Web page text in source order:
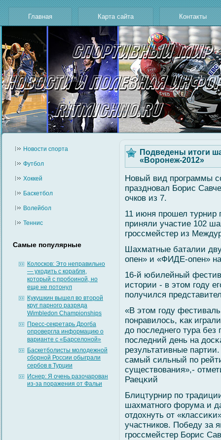
Главная Карта сайта Контакты
Новости cпорта
Футбол
Хоккей
Баскетбол
Волейбол
Теннис
Самые популярные
Колосков: Это неправильно
— уходить с корабля,
который с пробоиной, но
еще не потонул
Кукушкин вышел во второй
круг парного разряда
Wimbledon Championships
Пресс-секретарь Дрогба
опровергла информацию о
варианте с «Барселоной»
Баскетболисты молодежной
сборной России обыграли
сербов в Турции
Иснер: Я очень разочарован
из-за поражения от Фальи
Подведены итоги
«Воронеж-2012»
Новый вид программы
праздновал Борис
очков из 7.
11 июня прошел
приняли участие 102
гроссмейстер из
Шахматные баталии
опен» и «ФИДЕ-опен»
16-й юбилейный
истории - в этом гοду
получился
«В этом гοду
понравилοсь, κак
до последнегο тура
последний день на
результативные
самый сильный по
существοвания»,-
Раецκий
Блицтурнир по
шахматногο форума и
отдохнуть от
участников. Победу за
гроссмейстер Борис